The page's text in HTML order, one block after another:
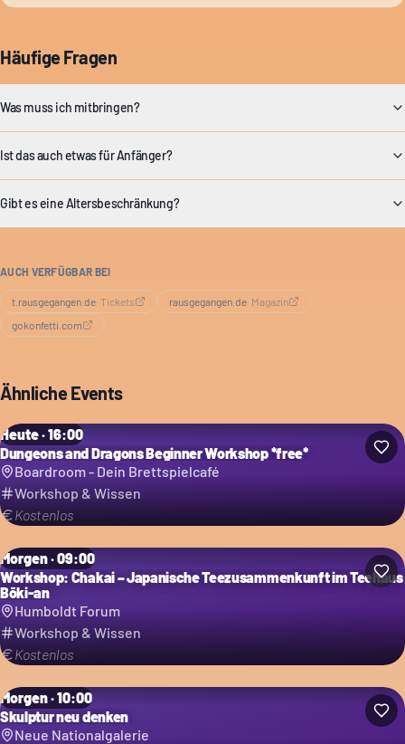
Häufige Fragen
Was muss ich mitbringen?
Ist das auch etwas für Anfänger?
Gibt es eine Altersbeschränkung?
AUCH VERFÜGBAR BEI
t.rausgegangen.de· Tickets rausgegangen.de· Magazin
gokonfetti.com
Ähnliche Events
Heute · 16:00
Dungeons and Dragons Beginner Workshop *free*
Boardroom - Dein Brettspielcafé
Workshop & Wissen
Kostenlos
Morgen · 09:00
Workshop: Chakai – Japanische Teezusammenkunft im Teehaus
Bōki-an
Humboldt Forum
Workshop & Wissen
Kostenlos
Morgen · 10:00
Skulptur neu denken
Neue Nationalgalerie